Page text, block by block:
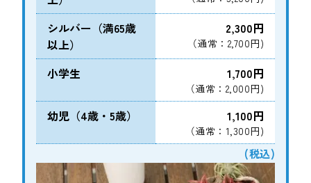
シルバー（満65歳
以上）
2,300円
（通常：2,700円)
小学生 1,700円
（通常：2,000円)
幼児（4歳・5歳） 1,100円
（通常：1,300円)
(税込)